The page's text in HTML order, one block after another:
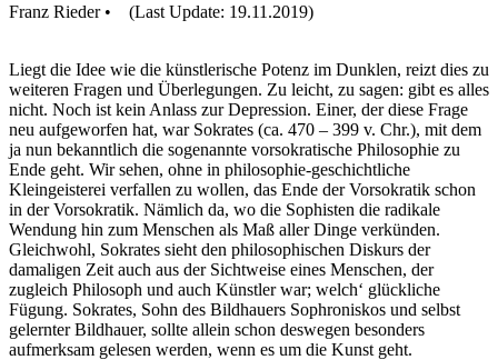
Franz Rieder • (Last Update: 19.11.2019)
Liegt die Idee wie die künstlerische Potenz im Dunklen, reizt dies zu
weiteren Fragen und Überlegungen. Zu leicht, zu sagen: gibt es alles
nicht. Noch ist kein Anlass zur Depression. Einer, der diese Frage
neu aufgeworfen hat, war Sokrates (ca. 470 – 399 v. Chr.), mit dem
ja nun bekanntlich die sogenannte vorsokratische Philosophie zu
Ende geht. Wir sehen, ohne in philosophie-geschichtliche
Kleingeisterei verfallen zu wollen, das Ende der Vorsokratik schon
in der Vorsokratik. Nämlich da, wo die Sophisten die radikale
Wendung hin zum Menschen als Maß aller Dinge verkünden.
Gleichwohl, Sokrates sieht den philosophischen Diskurs der
damaligen Zeit auch aus der Sichtweise eines Menschen, der
zugleich Philosoph und auch Künstler war; welch‘ glückliche
Fügung. Sokrates, Sohn des Bildhauers Sophroniskos und selbst
gelernter Bildhauer, sollte allein schon deswegen besonders
aufmerksam gelesen werden, wenn es um die Kunst geht.